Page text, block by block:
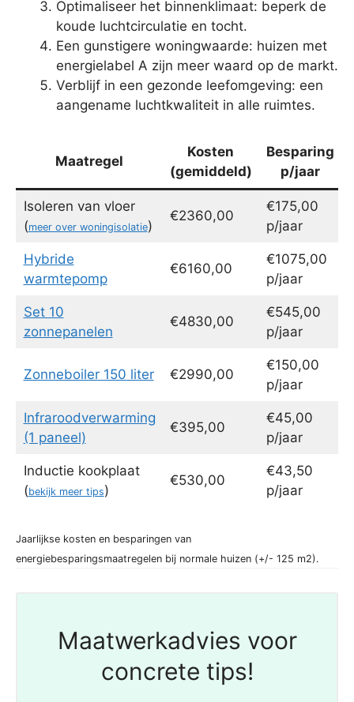
Optimaliseer het binnenklimaat: beperk de
koude luchtcirculatie en tocht.
Een gunstigere woningwaarde: huizen met
energielabel A zijn meer waard op de markt.
Verblijf in een gezonde leefomgeving: een
aangename luchtkwaliteit in alle ruimtes.
Maatregel
Kosten
(gemiddeld)
Besparing
p/jaar
Isoleren van vloer
(meer over woningisolatie)
€2360,00
€175,00
p/jaar
Hybride
warmtepomp
€6160,00
€1075,00
p/jaar
Set 10
zonnepanelen
€4830,00
€545,00
p/jaar
Zonneboiler 150 liter €2990,00
€150,00
p/jaar
Infraroodverwarming
(1 paneel)
€395,00
€45,00
p/jaar
Inductie kookplaat
(bekijk meer tips)
€530,00
€43,50
p/jaar
Jaarlijkse kosten en besparingen van
energiebesparingsmaatregelen bij normale huizen (+/- 125 m2).
Maatwerkadvies voor
concrete tips!